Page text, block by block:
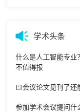
学术头条
什么是人工智能专业
不值得报
EI会议论文见刊了还
参加学术会议提问什